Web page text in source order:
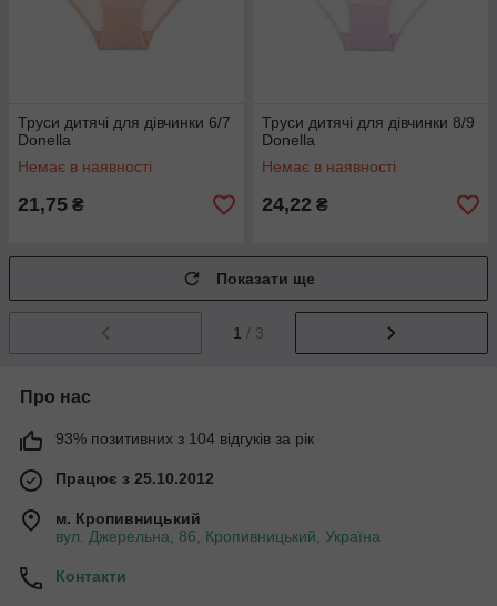
Труси дитячі для дівчинки 6/7
Donella
Немає в наявності
21,75 ₴
Труси дитячі для дівчинки 8/9
Donella
Немає в наявності
24,22 ₴
Показати ще
1 / 3
Про нас
93% позитивних з 104 відгуків за рік
Працює з 25.10.2012
м. Кропивницький
вул. Джерельна, 86, Кропивницький, Україна
Контакти